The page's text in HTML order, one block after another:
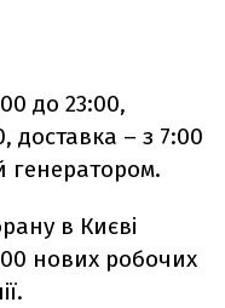
до 23:00,
доставка – з 7:00
генератором.
в Києві
нових робочих